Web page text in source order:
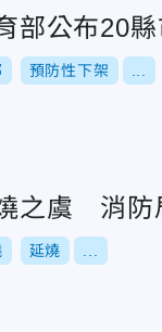
部公布20
預防性下架
之虞 消防
延燒